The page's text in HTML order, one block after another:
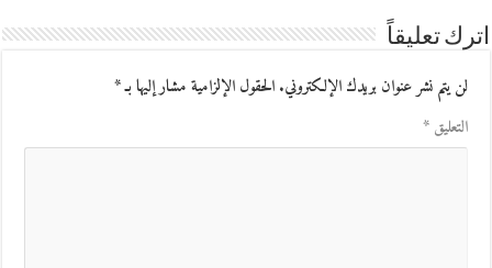
اترك تعليقاً
لن يتم نشر عنوان بريدك الإلكتروني.الحقول الإلزامية مشار إليها بـ*
التعليق*